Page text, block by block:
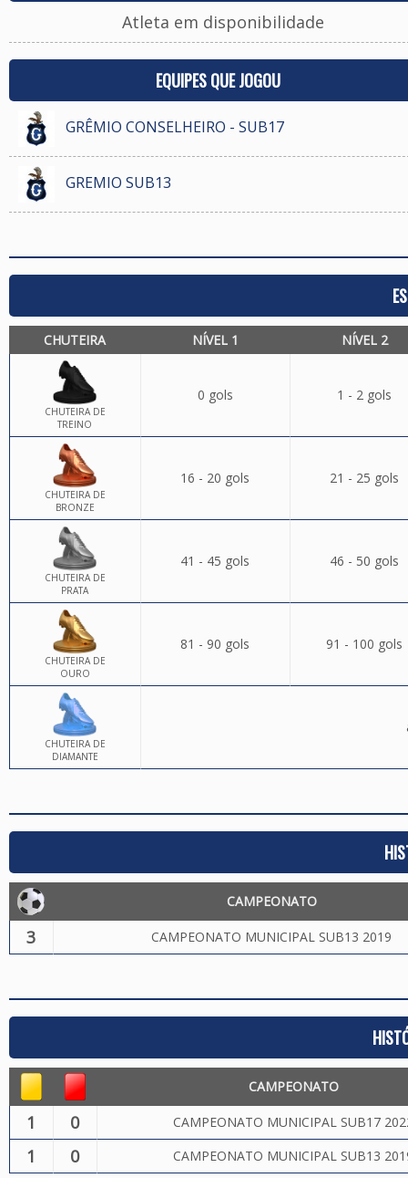
Atleta em disponibilidade
EQUIPES QUE JOGOU
GRÊMIO CONSELHEIRO - SUB17
GREMIO SUB13
CHUTEIRA NÍVEL 1 NÍVEL 2
CHUTEIRA DE
TREINO
0 gols 1 - 2 gols
CHUTEIRA DE
BRONZE
16 - 20 gols 21 - 25 gols
CHUTEIRA DE
PRATA
41 - 45 gols 46 - 50 gols
CHUTEIRA DE
OURO
81 - 90 gols 91 - 100 gols
CHUTEIRA DE
DIAMANTE
CAMPEONATO
3 CAMPEONATO MUNICIPAL SUB13 2019
CAMPEONATO
1 0 CAMPEONATO MUNICIPAL SUB17
1 0 CAMPEONATO MUNICIPAL SUB13